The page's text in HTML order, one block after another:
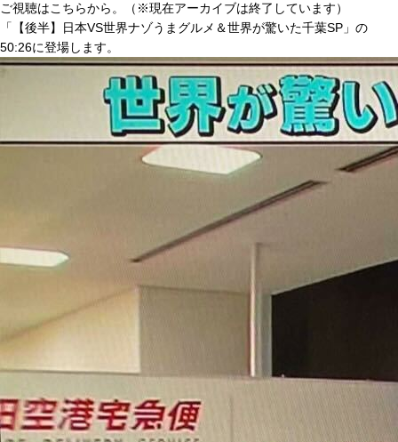
ご視聴はこちらから。（※現在アーカイブは終了しています）
「【後半】日本VS世界ナゾうまグルメ＆世界が驚いた千葉SP」の
50:26に登場します。